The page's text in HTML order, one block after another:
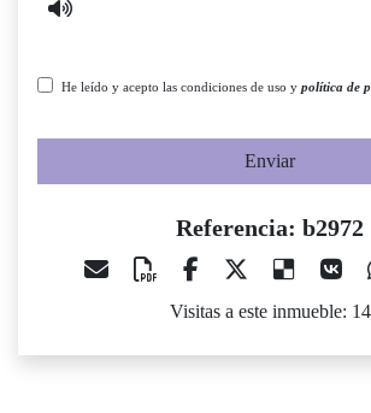
He leído y acepto las condiciones de uso y política de
Enviar
Referencia: b2972
Visitas a este inmueble: 14